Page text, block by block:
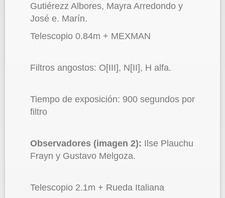
Gutiérezz Albores, Mayra Arredondo y
José e. Marín.
Telescopio 0.84m + MEXMAN
Filtros angostos: O[III], N[II], H alfa.
Tiempo de exposición: 900 segundos por
filtro
Observadores (imagen 2): Ilse Plauchu
Frayn y Gustavo Melgoza.
Telescopio 2.1m + Rueda Italiana